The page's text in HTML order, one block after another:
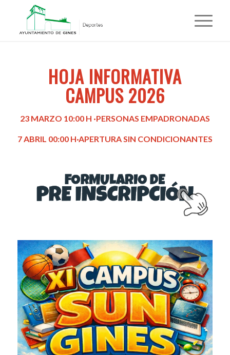
HOJA INFORMATIVA
CAMPUS 2026
23 MARZO 10:00 H ·PERSONAS EMPADRONADAS
7 ABRIL 00:00 H·APERTURA SIN CONDICIONANTES